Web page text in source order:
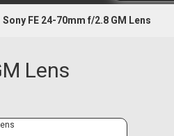
Sony FE 24-70mm f/2.8 GM Lens
Lens